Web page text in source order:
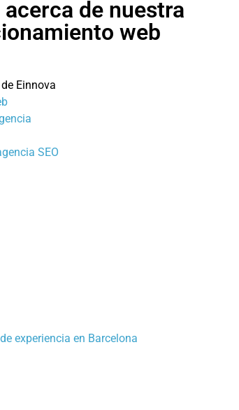
de nuestra
web
de Einnova
SEO
experiencia en Barcelona